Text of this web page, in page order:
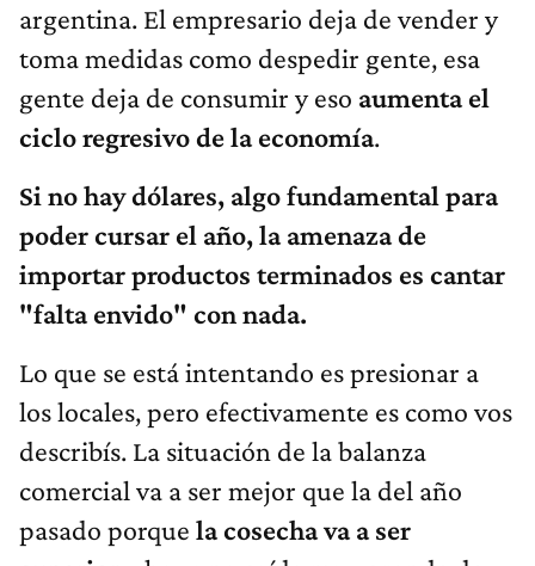
argentina. El empresario deja de vender y
toma medidas como despedir gente, esa
gente deja de consumir y eso aumenta el
ciclo regresivo de la economía.
Si no hay dólares, algo fundamental para
poder cursar el año, la amenaza de
importar productos terminados es cantar
"falta envido" con nada.
Lo que se está intentando es presionar a
los locales, pero efectivamente es como vos
describís. La situación de la balanza
comercial va a ser mejor que la del año
pasado porque la cosecha va a ser